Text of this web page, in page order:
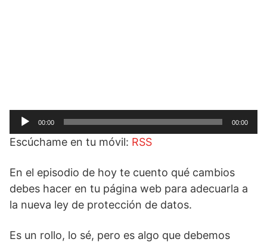
Reproductor
audio
00:00 00:00
Escúchame en tu móvil: RSS
En el episodio de hoy te cuento qué cambios
debes hacer en tu página web para adecuarla a
la nueva ley de protección de datos.
Es un rollo, lo sé, pero es algo que debemos